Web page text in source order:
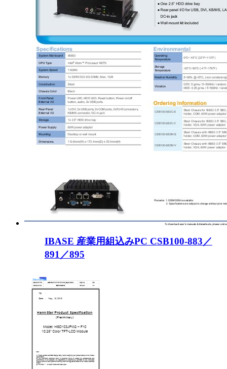
IBASE 産業用組込みPC CSB100-883／
891／895